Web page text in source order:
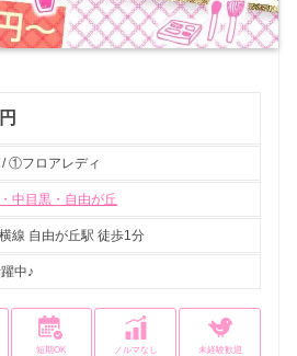
/ ①フロアレディ
中目黒・自由が丘
線 自由が丘駅 徒歩1分
中♪
短期OK ノルマなし 未経験歓迎